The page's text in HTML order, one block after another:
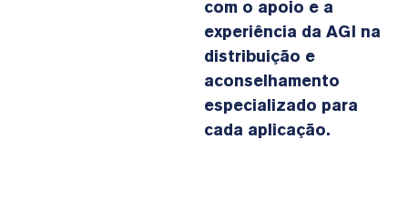
com o apoio e a
experiência da AGI na
distribuição e
aconselhamento
especializado para
cada aplicação.